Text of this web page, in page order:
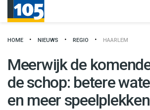
HOME NIEUWS REGIO HAARLEM
Meerwijk de
de schop: betere
en meer speelplekken